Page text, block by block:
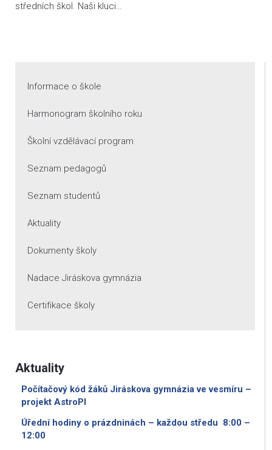
středních škol. Naši kluci…
Informace o škole
Harmonogram školního roku
Školní vzdělávací program
Seznam pedagogů
Seznam studentů
Aktuality
Dokumenty školy
Nadace Jiráskova gymnázia
Certifikace školy
Aktuality
Počítačový kód žáků Jiráskova gymnázia ve vesmíru –
projekt AstroPI
Úřední hodiny o prázdninách – každou středu 8:00 –
12:00